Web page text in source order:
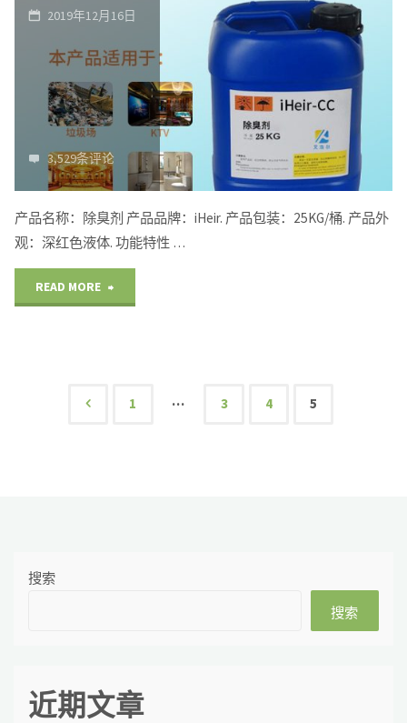
抗
菌
IPI001"
2019年12月16日
3,529条评论
产品名称：除臭剂 产品品牌：iHeir. 产品包装：25KG/桶. 产品外
观：深红色液体. 功能特性 …
READ MORE
iHeir-
1 … 3 4 5
搜索
搜索
近期文章